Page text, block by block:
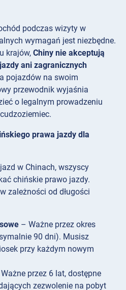
podczas wizyty w
wymagań jest niezbędne.
krajów, Chiny nie akceptują
ani zagranicznych
pojazdów na swoim
przewodnik wyjaśnia
o legalnym prowadzeniu
prawa jazdy dla
w Chinach, wszyscy
chińskie prawo jazdy.
zależności od długości
– Ważne przez okres
90 dni). Musisz
przy każdym nowym
przez 6 lat, dostępne
zezwolenie na pobyt